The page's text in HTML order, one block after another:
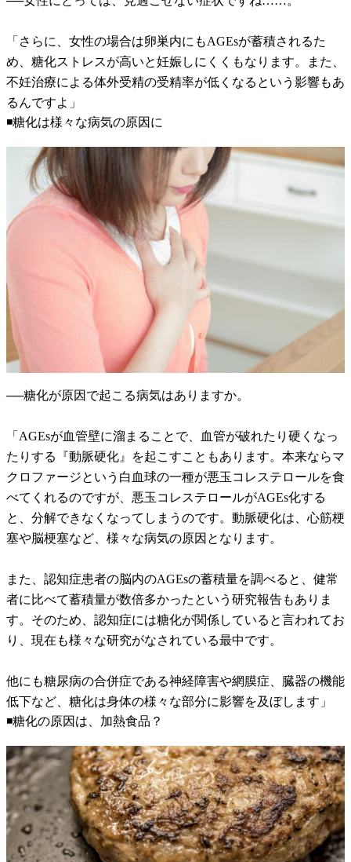
「さらに、女性の場合は卵巣内にもAGEsが蓄積されるた
め、糖化ストレスが高いと妊娠しにくくもなります。また、
不妊治療による体外受精の受精率が低くなるという影響もあ
るんですよ」
◾️糖化は様々な病気の原因に
──糖化が原因で起こる病気はありますか。
「AGEsが血管壁に溜まることで、血管が破れたり硬くなっ
たりする『動脈硬化』を起こすこともあります。本来ならマ
クロファージという白血球の一種が悪玉コレステロールを食
べてくれるのですが、悪玉コレステロールがAGEs化する
と、分解できなくなってしまうのです。動脈硬化は、心筋梗
塞や脳梗塞など、様々な病気の原因となります。
また、認知症患者の脳内のAGEsの蓄積量を調べると、健常
者に比べて蓄積量が数倍多かったという研究報告もありま
す。そのため、認知症には糖化が関係していると言われてお
り、現在も様々な研究がなされている最中です。
他にも糖尿病の合併症である神経障害や網膜症、臓器の機能
低下など、糖化は身体の様々な部分に影響を及ぼします」
◾️糖化の原因は、加熱食品？